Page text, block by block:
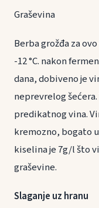
Graševina
Berba grožđa za
-12 °C. nakon
dana, dobiveno je
neprevrelog
predikatnog vina.
kremozno, bogato
kiselina je 7g/l što
graševine.
Slaganje uz